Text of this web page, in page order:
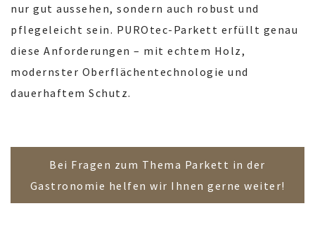
nur gut aussehen, sondern auch robust und
pflegeleicht sein. PUROtec-Parkett erfüllt genau
diese Anforderungen – mit echtem Holz,
modernster Oberflächentechnologie und
dauerhaftem Schutz.
Bei Fragen zum Thema Parkett in der
Gastronomie helfen wir Ihnen gerne weiter!